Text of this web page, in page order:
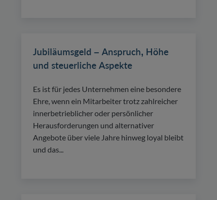
Jubiläumsgeld – Anspruch, Höhe
und steuerliche Aspekte
Es ist für jedes Unternehmen eine besondere
Ehre, wenn ein Mitarbeiter trotz zahlreicher
innerbetrieblicher oder persönlicher
Herausforderungen und alternativer
Angebote über viele Jahre hinweg loyal bleibt
und das...